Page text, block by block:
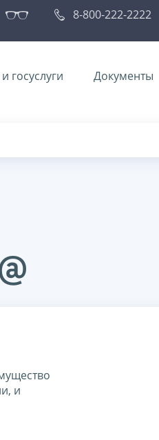
8-800-222-2222
госуслуги Документы
и